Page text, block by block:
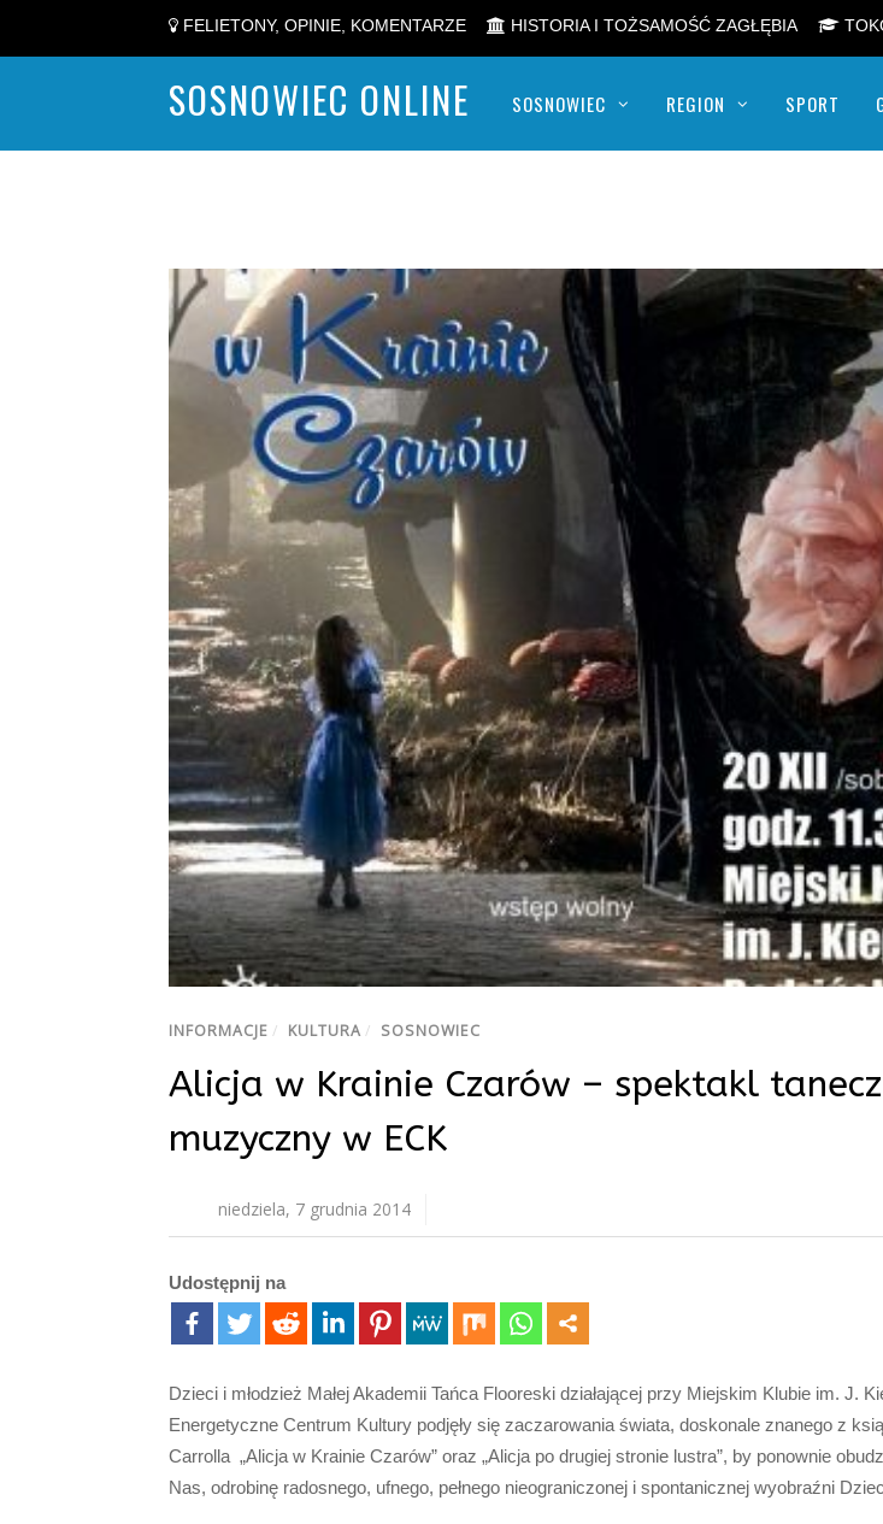
FELIETONY, OPINIE, KOMENTARZE HISTORIA I TOŻSAMOŚĆ ZAGŁĘBIA
SOSNOWIEC ONLINE SOSNOWIEC REGION SPORT
INFORMACJE / KULTURA / SOSNOWIEC
Alicja w Krainie Czarów – spektakl
muzyczny w ECK
niedziela, 7 grudnia 2014
Udostępnij na
Dzieci i młodzież Małej Akademii Tańca Flooreski działającej przy Miejskim Klubie im. J.
Energetyczne Centrum Kultury podjęły się zaczarowania świata, doskonale znanego z
Carrolla „Alicja w Krainie Czarów” oraz „Alicja po drugiej stronie lustra”, by ponownie
Nas, odrobinę radosnego, ufnego, pełnego nieograniczonej i spontanicznej wyobraźni